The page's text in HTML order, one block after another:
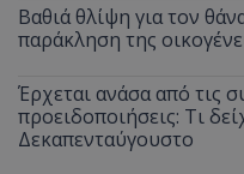
Βαθιά θλίψη για τον
παράκληση της
Έρχεται ανάσα από τις
προειδοποιήσεις: Τι
Δεκαπενταύγουστο